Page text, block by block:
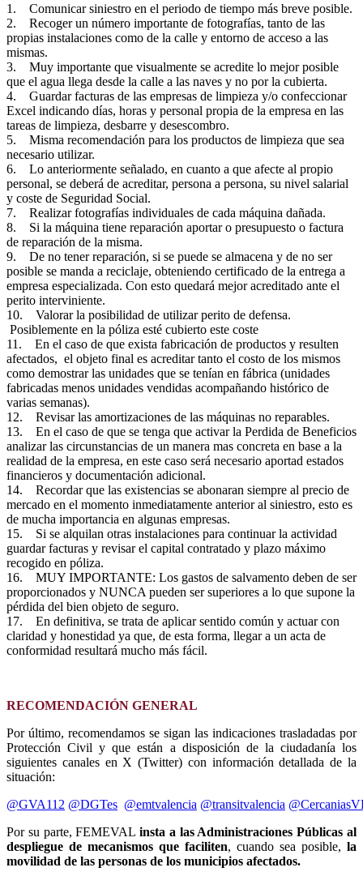
1. Comunicar siniestro en el periodo de tiempo más breve posible.
2. Recoger un número importante de fotografías, tanto de las
propias instalaciones como de la calle y entorno de acceso a las
mismas.
3. Muy importante que visualmente se acredite lo mejor posible
que el agua llega desde la calle a las naves y no por la cubierta.
4. Guardar facturas de las empresas de limpieza y/o confeccionar
Excel indicando días, horas y personal propia de la empresa en las
tareas de limpieza, desbarre y desescombro.
5. Misma recomendación para los productos de limpieza que sea
necesario utilizar.
6. Lo anteriormente señalado, en cuanto a que afecte al propio
personal, se deberá de acreditar, persona a persona, su nivel salarial
y coste de Seguridad Social.
7. Realizar fotografías individuales de cada máquina dañada.
8. Si la máquina tiene reparación aportar o presupuesto o factura
de reparación de la misma.
9. De no tener reparación, si se puede se almacena y de no ser
posible se manda a reciclaje, obteniendo certificado de la entrega a
empresa especializada. Con esto quedará mejor acreditado ante el
perito interviniente.
10. Valorar la posibilidad de utilizar perito de defensa.
Posiblemente en la póliza esté cubierto este coste
11. En el caso de que exista fabricación de productos y resulten
afectados, el objeto final es acreditar tanto el costo de los mismos
como demostrar las unidades que se tenían en fábrica (unidades
fabricadas menos unidades vendidas acompañando histórico de
varias semanas).
12. Revisar las amortizaciones de las máquinas no reparables.
13. En el caso de que se tenga que activar la Perdida de Beneficios
analizar las circunstancias de un manera mas concreta en base a la
realidad de la empresa, en este caso será necesario aportad estados
financieros y documentación adicional.
14. Recordar que las existencias se abonaran siempre al precio de
mercado en el momento inmediatamente anterior al siniestro, esto es
de mucha importancia en algunas empresas.
15. Si se alquilan otras instalaciones para continuar la actividad
guardar facturas y revisar el capital contratado y plazo máximo
recogido en póliza.
16. MUY IMPORTANTE: Los gastos de salvamento deben de ser
proporcionados y NUNCA pueden ser superiores a lo que supone la
pérdida del bien objeto de seguro.
17. En definitiva, se trata de aplicar sentido común y actuar con
claridad y honestidad ya que, de esta forma, llegar a un acta de
conformidad resultará mucho más fácil.
RECOMENDACIÓN GENERAL
Por último, recomendamos se sigan las indicaciones trasladadas por
Protección Civil y que están a disposición de la ciudadanía los
siguientes canales en X (Twitter) con información detallada de la
situación:
@GVA112 @DGTes @emtvalencia @transitvalencia
Por su parte, FEMEVALinsta a las Administraciones Públicas al
despliegue de mecanismos que faciliten, cuando sea posible, la
movilidad de las personas de los municipios afectados.